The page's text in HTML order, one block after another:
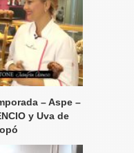
– Aspe –
y Uva de